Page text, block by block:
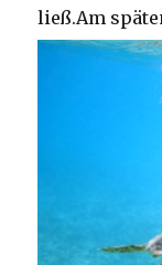
ließ.Am